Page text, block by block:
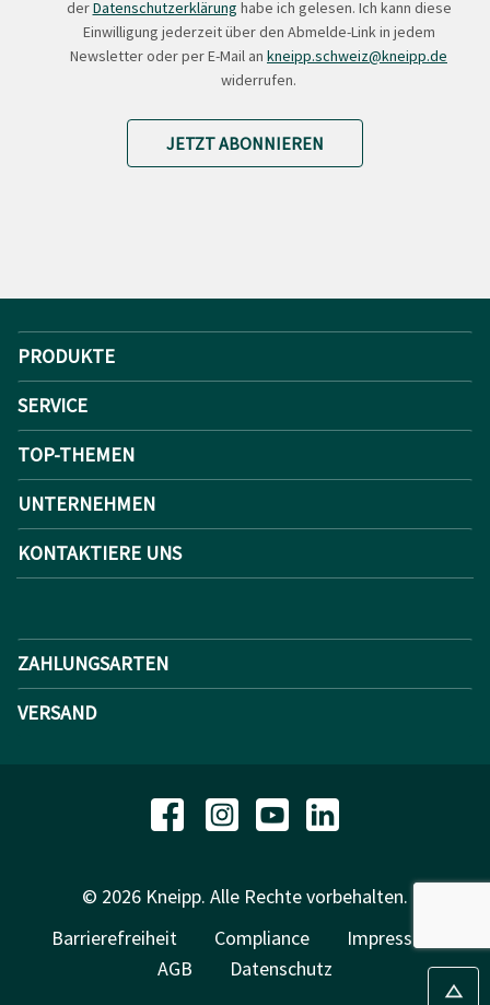
derDatenschutzerklärung habe ich gelesen. Ich kann diese
Einwilligung jederzeit über den Abmelde-Link in jedem
Newsletter oder per E-Mail an kneipp.schweiz@kneipp.de
widerrufen.
JETZT ABONNIEREN
PRODUKTE
SERVICE
TOP-THEMEN
UNTERNEHMEN
KONTAKTIERE UNS
ZAHLUNGSARTEN
VERSAND
© 2026 Kneipp. Alle Rechte vorbehalten.
Barrierefreiheit
Compliance
Impressum
AGB
Datenschutz